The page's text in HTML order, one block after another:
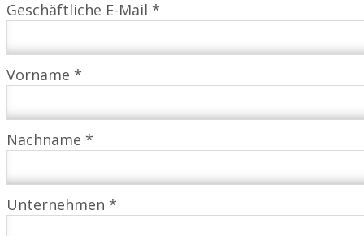
Geschäftliche E-Mail *
Vorname *
Nachname *
Unternehmen *